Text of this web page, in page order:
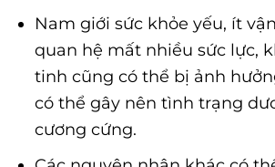
Nam giới sức khỏe yếu, ít
quan hệ mất nhiều sức lực,
tinh cũng có thể bị ảnh
có thể gây nên tình trạng
cương cứng.